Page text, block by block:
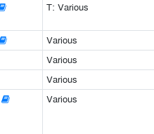
T: Various
Various
Various
Various
Various